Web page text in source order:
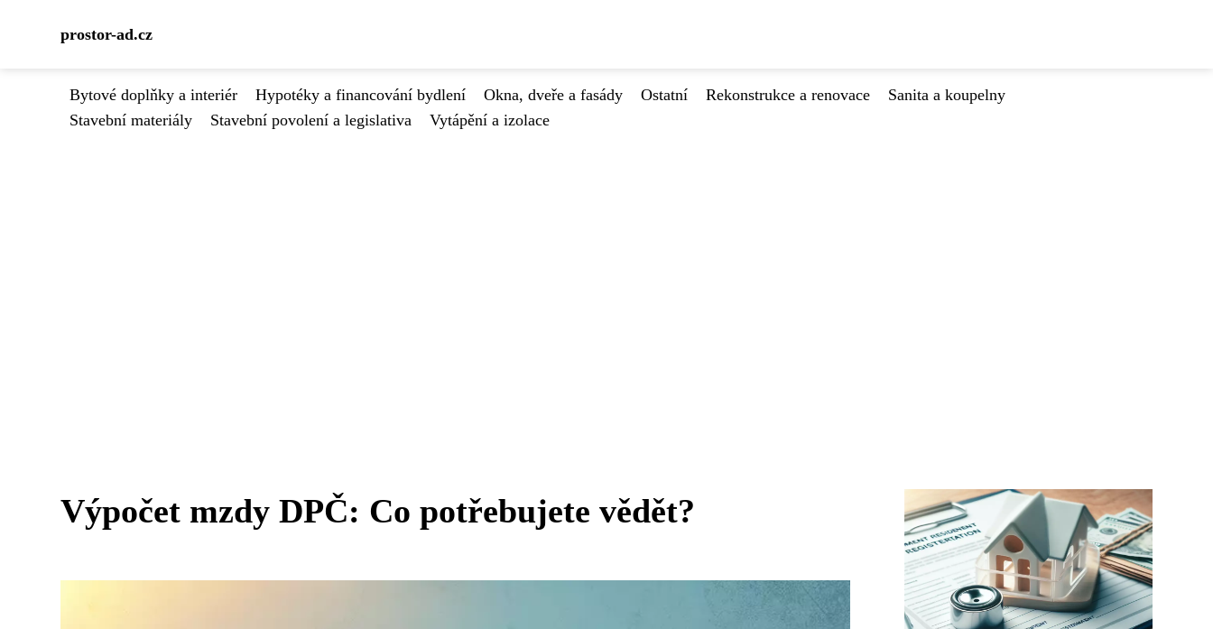
prostor-ad.cz
Bytové doplňky a interiér Hypotéky a financování bydlení Okna, dveře a fasády Ostatní Rekonstrukce a renovace
Sanita a koupelny
Stavební materiály
Stavební povolení a legislativa Vytápění a izolace
Výpočet mzdy DPČ: Co potřebujete vědět?